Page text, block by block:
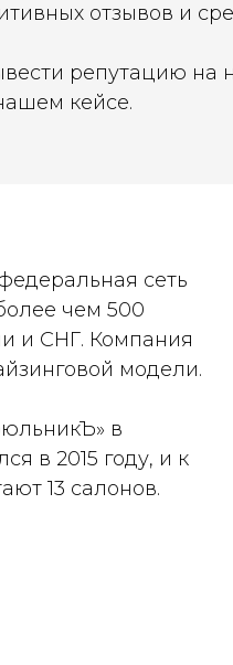
отзывов и
репутацию
кейсе.
сеть
чем 500
и СНГ. Компания
модели.
в
в 2015 году, и к
13 салонов.